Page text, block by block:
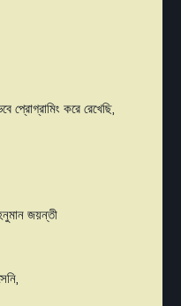
প্রোগ্রামিং করে রেখেছি,
জয়ন্তী